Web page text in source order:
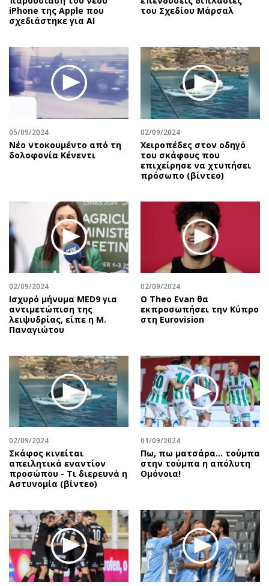
Ενέργεια
Περιβάλλον
Ελλάδα
Κόσμος
Παράξενα
Πολιτισμός
Σινεμά
Θέατρο-Χορός
Χειρόγραφα
Γυναίκα
Ταξίδια
Συνταγές
Έξοδος
Media
Εκπομπές
Wine routes
Podcasts
Uncut
Προσωπικότητες στην ''Κ''
Επιστολές
iPhone της Apple που
σχεδιάστηκε για AI
του Σχεδίου Μάρσαλ
05/09/2024
Nέο ντοκουμέντο από τη
δολοφονία Κένεντι
02/09/2024
Χειροπέδες στον οδηγό
του σκάφους που
επιχείρησε να χτυπήσει
πρόσωπο (βίντεο)
02/09/2024
Ισχυρό μήνυμα MED9 για
αντιμετώπιση της
λειψυδρίας, είπε η Μ.
Παναγιώτου
02/09/2024
Ο Theo Evan θα
εκπροσωπήσει την Κύπρο
στη Eurovision
02/09/2024
Σκάφος κινείται
απειλητικά εναντίον
προσώπου - Τι διερευνά η
Αστυνομία (βίντεο)
01/09/2024
Πω, πω ματσάρα... τούμπα
στην τούμπα η απόλυτη
Ομόνοια!